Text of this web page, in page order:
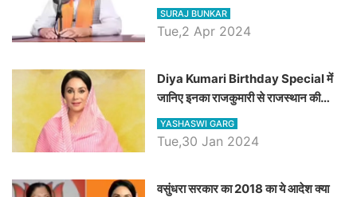
रैली, एक सभा से 8 सीटों पर साधेगें निशाना
SURAJ BUNKAR
Tue,2 Apr 2024
Diya Kumari Birthday Special में
जानिए इनका राजकुमारी से राजस्थान की
डिप्टी सीएम बनने तक का सफर, एक क्लिक में
जाने पूरा जीवन परिचय
YASHASWI GARG
Tue,30 Jan 2024
वसुंधरा सरकार का 2018 का ये आदेश क्या